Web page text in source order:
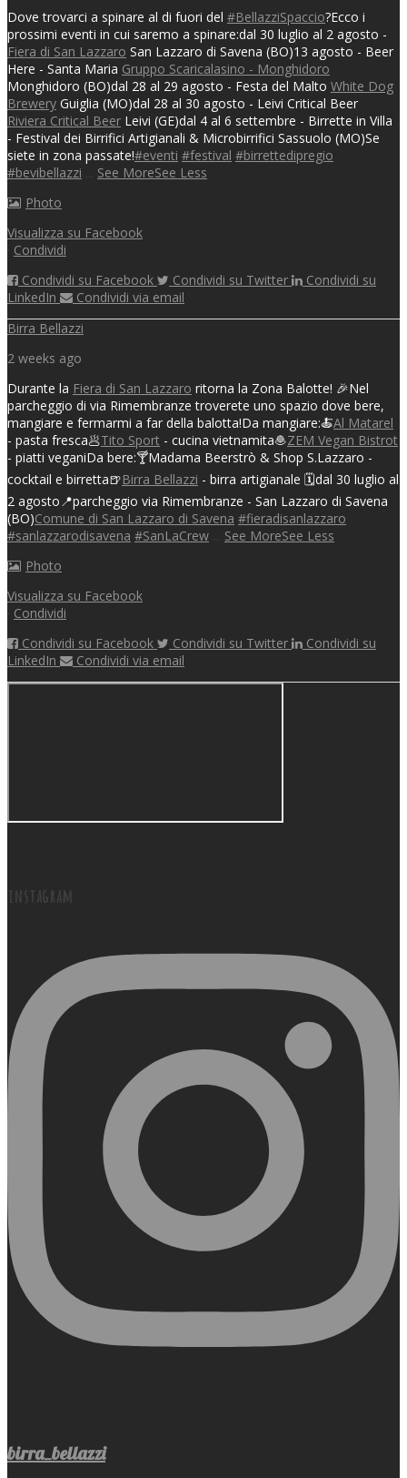
Dove trovarci a spinare al di fuori del #BellazziSpaccio?Ecco i
prossimi eventi in cui saremo a spinare:dal 30 luglio al 2 agosto -
Fiera di San Lazzaro San Lazzaro di Savena (BO)13 agosto - Beer
Here - Santa Maria Gruppo Scaricalasino - Monghidoro
Monghidoro (BO)dal 28 al 29 agosto - Festa del Malto White Dog
Brewery Guiglia (MO)dal 28 al 30 agosto - Leivi Critical Beer
Riviera Critical Beer Leivi (GE)dal 4 al 6 settembre - Birrette in Villa
- Festival dei Birrifici Artigianali & Microbirrifici Sassuolo (MO)Se
siete in zona passate!#eventi #festival #birrettedipregio
#bevibellazzi
See MoreSee Less
Photo
Visualizza su Facebook
Condividi
Condividi su Facebook
Condividi su Twitter
Condividi su
LinkedIn
Condividi via email
Birra Bellazzi
2 weeks ago
Durante la Fiera di San Lazzaro ritorna la Zona Balotte! 🎉Nel
parcheggio di via Rimembranze troverete uno spazio dove bere,
mangiare e fermarmi a far della balotta!Da mangiare:🍝Al Matarel
- pasta fresca🥟Tito Sport - cucina vietnamita🧆ZEM Vegan Bistrot
- piatti veganiDa bere:🍸Madama Beerstrò & Shop S.Lazzaro -
cocktail e birretta🍺Birra Bellazzi - birra artigianale 🗓️dal 30 luglio al
2 agosto📍parcheggio via Rimembranze - San Lazzaro di Savena
(BO)Comune di San Lazzaro di Savena #fieradisanlazzaro
#sanlazzarodisavena #SanLaCrew See MoreSee Less
Photo
Visualizza su Facebook
Condividi
Condividi su Facebook
Condividi su Twitter
Condividi su
LinkedIn
Condividi via email
instagram
birra_bellazzi